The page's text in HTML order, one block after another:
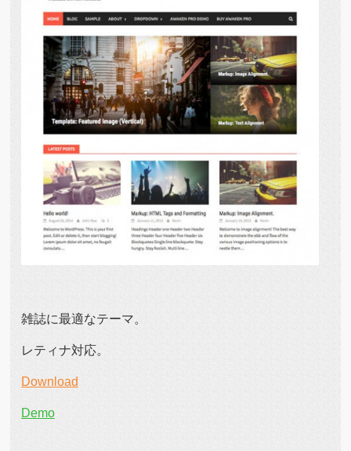
雑誌に最適なテーマ。
レティナ対応。
Download
Demo